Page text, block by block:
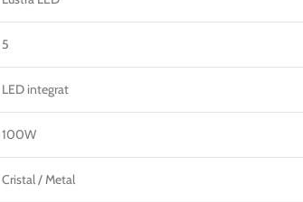
5
LED integrat
100W
Cristal / Metal